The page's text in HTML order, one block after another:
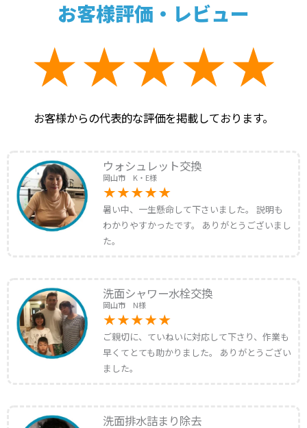
お客様評価・レビュー
お客様からの代表的な評価を掲載しております。
ウォシュレット交換
岡山市 K・E様
暑い中、一生懸命して下さいました。 説明も
わかりやすかったです。 ありがとうございまし
た。
洗面シャワー水栓交換
岡山市 N様
ご親切に、ていねいに対応して下さり、作業も
早くてとても助かりました。 ありがとうござい
ました。
洗面排水詰まり除去